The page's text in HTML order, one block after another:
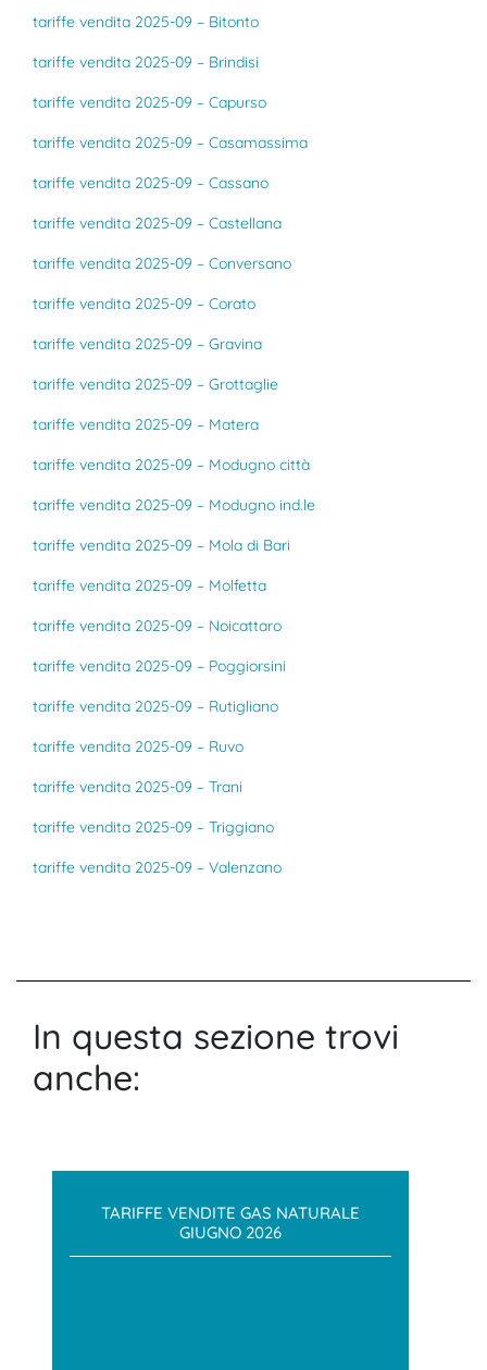
tariffe vendita 2025-09 – Bitonto
tariffe vendita 2025-09 – Brindisi
tariffe vendita 2025-09 – Capurso
tariffe vendita 2025-09 – Casamassima
tariffe vendita 2025-09 – Cassano
tariffe vendita 2025-09 – Castellana
tariffe vendita 2025-09 – Conversano
tariffe vendita 2025-09 – Corato
tariffe vendita 2025-09 – Gravina
tariffe vendita 2025-09 – Grottaglie
tariffe vendita 2025-09 – Matera
tariffe vendita 2025-09 – Modugno città
tariffe vendita 2025-09 – Modugno ind.le
tariffe vendita 2025-09 – Mola di Bari
tariffe vendita 2025-09 – Molfetta
tariffe vendita 2025-09 – Noicattaro
tariffe vendita 2025-09 – Poggiorsini
tariffe vendita 2025-09 – Rutigliano
tariffe vendita 2025-09 – Ruvo
tariffe vendita 2025-09 – Trani
tariffe vendita 2025-09 – Triggiano
tariffe vendita 2025-09 – Valenzano
In questa sezione trovi
anche:
TARIFFE VENDITE GAS NATURALE
GIUGNO 2026